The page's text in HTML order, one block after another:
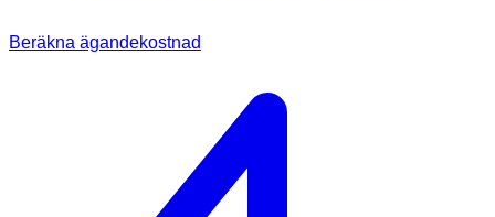
Beräkna ägandekostnad